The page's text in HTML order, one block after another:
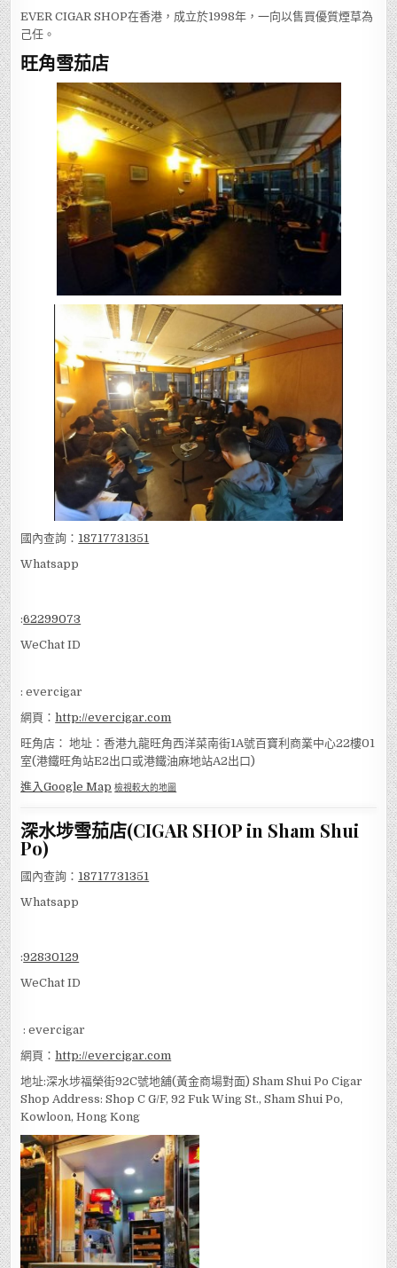
EVER CIGAR SHOP在香港，成立於1998年，一向以售買優質煙草為
己任。
旺角雪茄店
國內查詢： 18717731351
Whatsapp
:62299073
WeChat ID
: evercigar
網頁：http://evercigar.com
旺角店： 地址：香港九龍旺角西洋菜南街1A號百寶利商業中心22樓01
室(港鐵旺角站E2出口或港鐵油麻地站A2出口)
進入Google Map 檢視較大的地圖
深水埗雪茄店(CIGAR SHOP in Sham Shui
Po)
國內查詢： 18717731351
Whatsapp
:92830129
WeChat ID
: evercigar
網頁：http://evercigar.com
地址:深水埗福榮街92C號地舖(黃金商場對面) Sham Shui Po Cigar
Shop Address: Shop C G/F, 92 Fuk Wing St., Sham Shui Po,
Kowloon, Hong Kong